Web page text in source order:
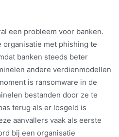
een probleem voor banken.
organisatie met phishing te
banken steeds beter
andere verdienmodellen
is ransomware in de
bestanden door ze te
terug als er losgeld is
aanvallers vaak als eerste
bij een organisatie